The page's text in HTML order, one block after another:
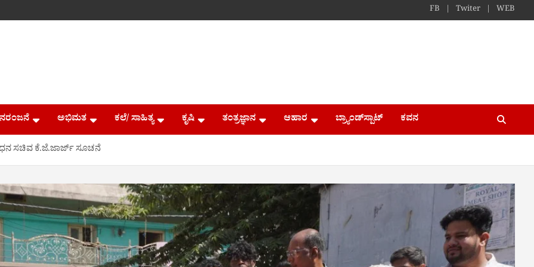
FB Twiter WEB
ಅಭಿಮತ ಕಲೆ/ ಸಾಹಿತ್ಯ ಕೃಷಿ ತಂತ್ರಜ್ಞಾನ ಆಹಾರ ಬ್ರ್ಯಾಂಡ್​ಸ್ಪಾಟ್ ಕವನ
ಸಚಿವ ಕೆ.ಜೆ.ಜಾರ್ಜ್ ಸೂಚನೆ